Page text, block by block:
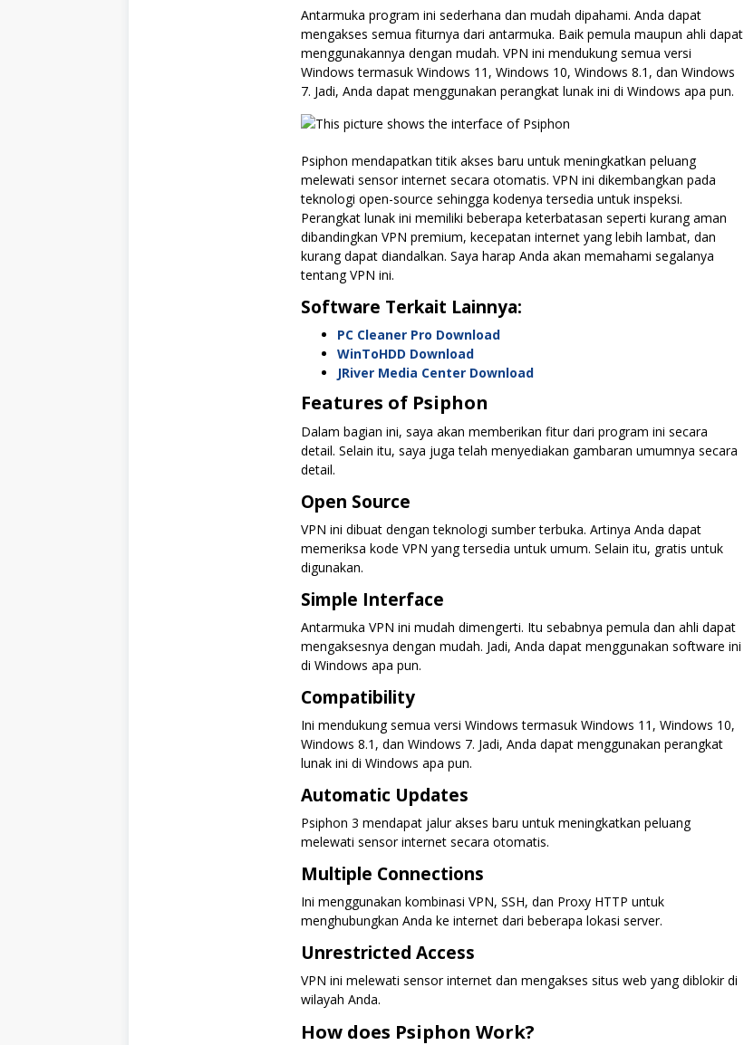
Antarmuka program ini sederhana dan mudah dipahami. Anda dapat
mengakses semua fiturnya dari antarmuka. Baik pemula maupun ahli dapat
menggunakannya dengan mudah. VPN ini mendukung semua versi
Windows termasuk Windows 11, Windows 10, Windows 8.1, dan Windows
7. Jadi, Anda dapat menggunakan perangkat lunak ini di Windows apa pun.
Psiphon mendapatkan titik akses baru untuk meningkatkan peluang
melewati sensor internet secara otomatis. VPN ini dikembangkan pada
teknologi open-source sehingga kodenya tersedia untuk inspeksi.
Perangkat lunak ini memiliki beberapa keterbatasan seperti kurang aman
dibandingkan VPN premium, kecepatan internet yang lebih lambat, dan
kurang dapat diandalkan. Saya harap Anda akan memahami segalanya
tentang VPN ini.
Software Terkait Lainnya:
PC Cleaner Pro Download
WinToHDD Download
JRiver Media Center Download
Features of Psiphon
Dalam bagian ini, saya akan memberikan fitur dari program ini secara
detail. Selain itu, saya juga telah menyediakan gambaran umumnya secara
detail.
Open Source
VPN ini dibuat dengan teknologi sumber terbuka. Artinya Anda dapat
memeriksa kode VPN yang tersedia untuk umum. Selain itu, gratis untuk
digunakan.
Simple Interface
Antarmuka VPN ini mudah dimengerti. Itu sebabnya pemula dan ahli dapat
mengaksesnya dengan mudah. Jadi, Anda dapat menggunakan software ini
di Windows apa pun.
Compatibility
Ini mendukung semua versi Windows termasuk Windows 11, Windows 10,
Windows 8.1, dan Windows 7. Jadi, Anda dapat menggunakan perangkat
lunak ini di Windows apa pun.
Automatic Updates
Psiphon 3 mendapat jalur akses baru untuk meningkatkan peluang
melewati sensor internet secara otomatis.
Multiple Connections
Ini menggunakan kombinasi VPN, SSH, dan Proxy HTTP untuk
menghubungkan Anda ke internet dari beberapa lokasi server.
Unrestricted Access
VPN ini melewati sensor internet dan mengakses situs web yang diblokir di
wilayah Anda.
How does Psiphon Work?